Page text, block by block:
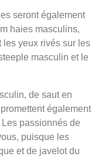
seront également
haies masculins,
les yeux rivés sur les
masculin et le
de saut en
également
passionnés de
puisque les
et de javelot du